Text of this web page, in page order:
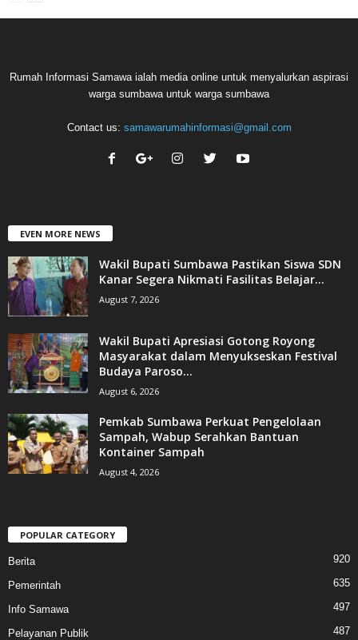
Rumah Informasi Samawa ialah media online untuk menyalurkan aspirasi
warga sumbawa untuk warga sumbawa
Contact us: samawarumahinformasi@gmail.com
EVEN MORE NEWS
Wakil Bupati Sumbawa Pastikan Siswa SDN
Kanar Segera Nikmati Fasilitas Belajar...
August 7, 2026
Wakil Bupati Apresiasi Gotong Royong
Masyarakat dalam Menyukseskan Festival
Budaya Paroso...
August 6, 2026
Pemkab Sumbawa Perkuat Pengelolaan
Sampah, Wabup Serahkan Bantuan
Kontainer Sampah
August 4, 2026
POPULAR CATEGORY
Berita 920
Pemerintah 635
Info Samawa 497
Pelayanan Publik 487